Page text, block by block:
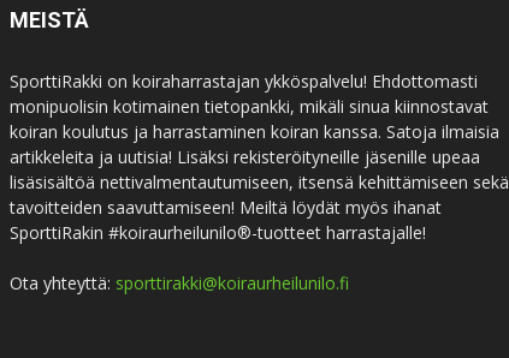
MEISTÄ
SporttiRakki on koiraharrastajan ykköspalvelu! Ehdottomasti
monipuolisin kotimainen tietopankki, mikäli sinua kiinnostavat
koiran koulutus ja harrastaminen koiran kanssa. Satoja ilmaisia
artikkeleita ja uutisia! Lisäksi rekisteröityneille jäsenille upeaa
lisäsisältöä nettivalmentautumiseen, itsensä kehittämiseen sekä
tavoitteiden saavuttamiseen! Meiltä löydät myös ihanat
SporttiRakin #koiraurheilunilo®-tuotteet harrastajalle!
Ota yhteyttä: sporttirakki@koiraurheilunilo.fi